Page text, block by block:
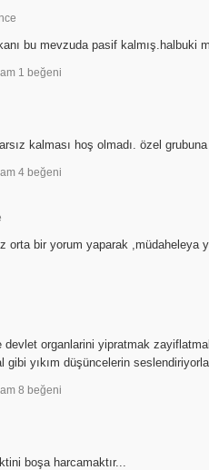
bu mevzuda pasif kalmış.halbuki
1 beğeni
kalması hoş olmadı. özel
4 beğeni
orta bir yorum yaparak ,müdaheleya
devlet organlarini yipratmak
gibi yıkım düşüncelerin
8 beğeni
boşa harcamaktır...